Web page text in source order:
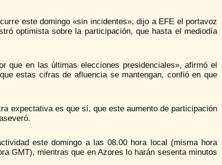
este domingo «sin incidentes», dijo a EFE el portavoz
optimista sobre la participación, que hasta el mediodía
que en las últimas elecciones presidenciales», afirmó el
estas cifras de afluencia se mantengan, confió en que
expectativa es que sí, que este aumento de participación
este domingo a las 08.00 hora local (misma hora
GMT), mientras que en Azores lo harán sesenta minutos